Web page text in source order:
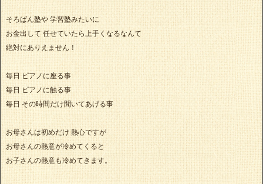
そろばん塾や 学習塾みたいに
お金出して 任せていたら上手くなるなんて
絶対にありえません！
毎日 ピアノに座る事
毎日 ピアノに触る事
毎日 その時間だけ聞いてあげる事
お母さんは初めだけ 熱心ですが
お母さんの熱意が冷めてくると
お子さんの熱意も冷めてきます。